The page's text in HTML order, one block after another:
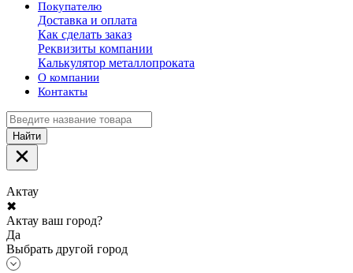
Покупателю
Доставка и оплата
Как сделать заказ
Реквизиты компании
Калькулятор металлопроката
О компании
Контакты
Найти
Актау
✖
Актау ваш город?
Да
Выбрать другой город